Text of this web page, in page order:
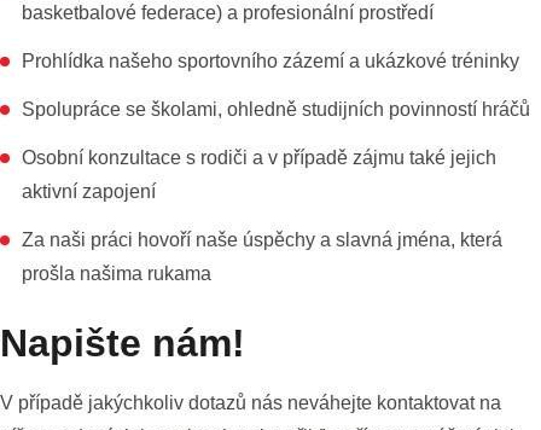
basketbalové federace) a profesionální prostředí
Prohlídka našeho sportovního zázemí a ukázkové tréninky
Spolupráce se školami, ohledně studijních povinností hráčů
Osobní konzultace s rodiči a v případě zájmu také jejich
aktivní zapojení
Za naši práci hovoří naše úspěchy a slavná jména, která
prošla našima rukama
Napište nám!
V případě jakýchkoliv dotazů nás neváhejte kontaktovat na